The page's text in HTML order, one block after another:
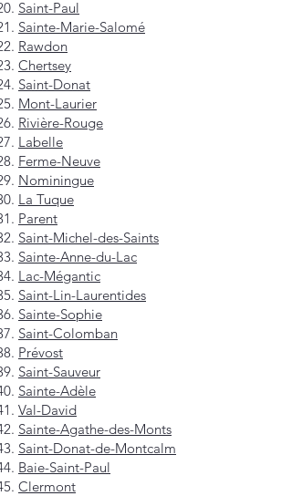
Saint-Paul
Sainte-Marie-Salomé
Rawdon
Chertsey
Saint-Donat
Mont-Laurier
Rivière-Rouge
Labelle
Ferme-Neuve
Nominingue
La Tuque
Parent
Saint-Michel-des-Saints
Sainte-Anne-du-Lac
Lac-Mégantic
Saint-Lin-Laurentides
Sainte-Sophie
Saint-Colomban
Prévost
Saint-Sauveur
Sainte-Adèle
Val-David
Sainte-Agathe-des-Monts
Saint-Donat-de-Montcalm
Baie-Saint-Paul
Clermont